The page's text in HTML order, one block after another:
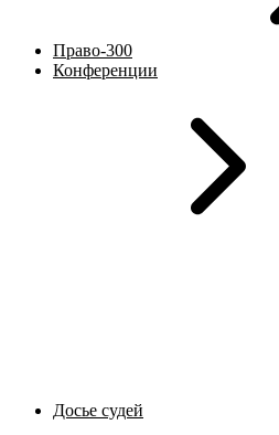
Право-300
Конференции
Досье судей